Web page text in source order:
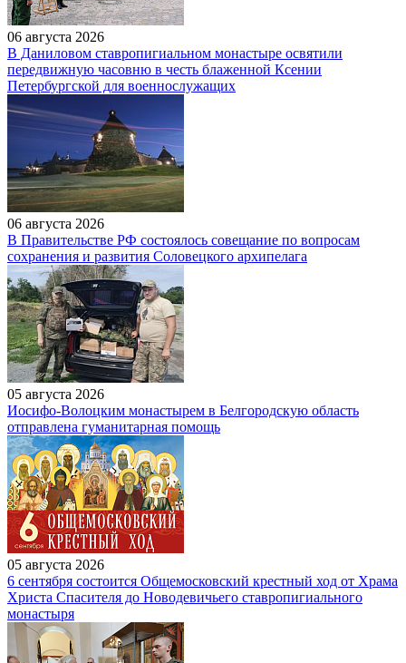
06 августа 2026
В Даниловом ставропигиальном монастыре освятили
передвижную часовню в честь блаженной Ксении
Петербургской для военнослужащих
06 августа 2026
В Правительстве РФ состоялось совещание по вопросам
сохранения и развития Соловецкого архипелага
05 августа 2026
Иосифо-Волоцким монастырем в Белгородскую область
отправлена гуманитарная помощь
05 августа 2026
6 сентября состоится Общемосковский крестный ход от Храма
Христа Спасителя до Новодевичьего ставропигиального
монастыря